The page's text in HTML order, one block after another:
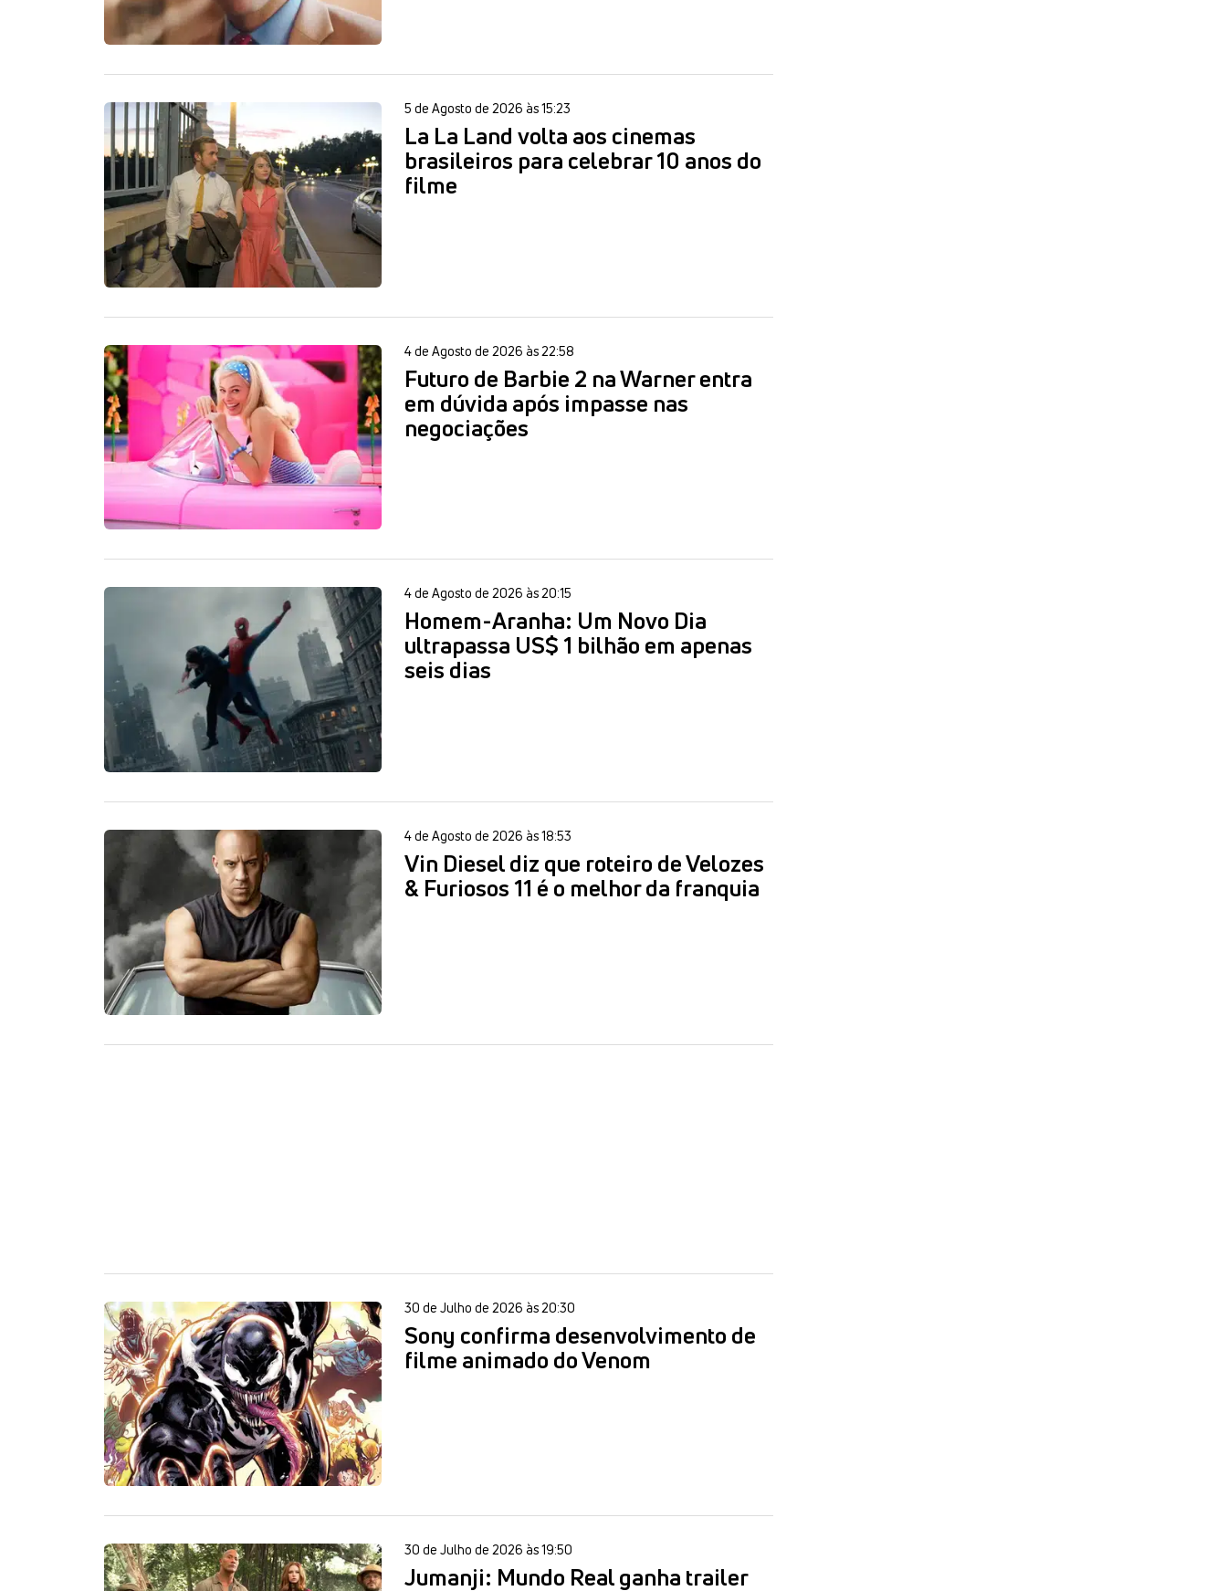
5 de Agosto de 2026 às 15:23
La La Land volta aos cinemas
brasileiros para celebrar 10 anos do
filme
4 de Agosto de 2026 às 22:58
Futuro de Barbie 2 na Warner entra
em dúvida após impasse nas
negociações
4 de Agosto de 2026 às 20:15
Homem-Aranha: Um Novo Dia
ultrapassa US$ 1 bilhão em apenas
seis dias
4 de Agosto de 2026 às 18:53
Vin Diesel diz que roteiro de Velozes
& Furiosos 11 é o melhor da franquia
30 de Julho de 2026 às 20:30
Sony confirma desenvolvimento de
filme animado do Venom
30 de Julho de 2026 às 19:50
Jumanji: Mundo Real ganha trailer